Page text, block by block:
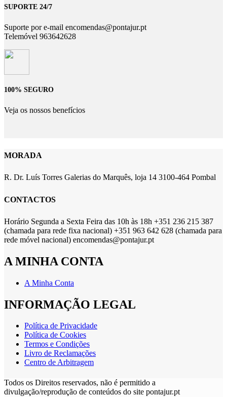
SUPORTE 24/7
Suporte por e-mail encomendas@pontajur.pt
Telemóvel 963642628
100% SEGURO
Veja os nossos benefícios
MORADA
R. Dr. Luís Torres Galerias do Marquês, loja 14 3100-464 Pombal
CONTACTOS
Horário Segunda a Sexta Feira das 10h às 18h +351 236 215 387
(chamada para rede fixa nacional) +351 963 642 628 (chamada para
rede móvel nacional) encomendas@pontajur.pt
A MINHA CONTA
A Minha Conta
INFORMAÇÃO LEGAL
Política de Privacidade
Política de Cookies
Termos e Condições
Livro de Reclamações
Centro de Arbitragem
Todos os Direitos reservados, não é permitido a
divulgação/reprodução de conteúdos do site pontajur.pt